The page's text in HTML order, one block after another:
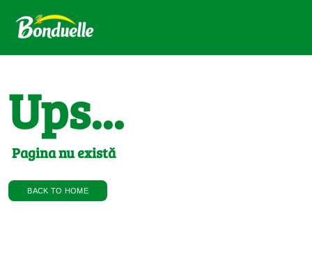
Ups...
Pagina nu există
BACK TO HOME